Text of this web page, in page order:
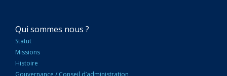
NAVIGATION
PRINCIPALE
Qui sommes nous ?
Statut
Missions
Histoire
Gouvernance / Conseil d’administration